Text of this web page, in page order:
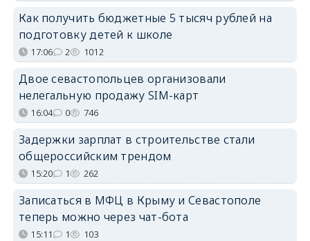
Как получить бюджетные 5 тысяч рублей на
подготовку детей к школе
17:06 2 1012
Двое севастопольцев организовали
нелегальную продажу SIM-карт
16:04 0 746
Задержки зарплат в строительстве стали
общероссийским трендом
15:20 1 262
Записаться в МФЦ в Крыму и Севастополе
теперь можно через чат-бота
15:11 1 103